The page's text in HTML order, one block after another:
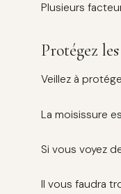
Plusieurs
Protégez
Veillez à
La moisissure
Si vous voyez
Il vous faudra